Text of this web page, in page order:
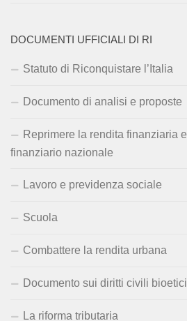
DOCUMENTI UFFICIALI DI RI
Statuto di Riconquistare l’Italia
Documento di analisi e proposte
Reprimere la rendita finanziaria
finanziario nazionale
Lavoro e previdenza sociale
Scuola
Combattere la rendita urbana
Documento sui diritti civili bioetici
La riforma tributaria